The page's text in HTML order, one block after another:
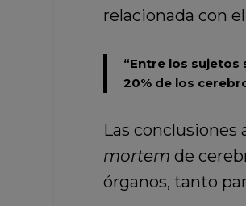
relacionada con
“Entre los
20% de los
Las conclusiones
mortem de
órganos, tanto